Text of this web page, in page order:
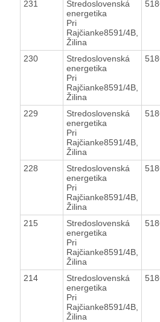
231
Stredoslovenská
energetika
Pri
Rajčianke8591/4B,
Žilina
230
Stredoslovenská
energetika
Pri
Rajčianke8591/4B,
Žilina
229
Stredoslovenská
energetika
Pri
Rajčianke8591/4B,
Žilina
228
Stredoslovenská
energetika
Pri
Rajčianke8591/4B,
Žilina
215
Stredoslovenská
energetika
Pri
Rajčianke8591/4B,
Žilina
214
Stredoslovenská
energetika
Pri
Rajčianke8591/4B,
Žilina